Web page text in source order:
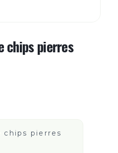
chips pierres
chips pierres